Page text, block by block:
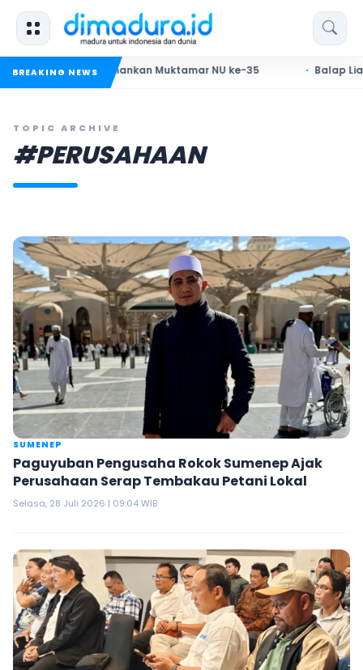
BREAKING NEWS
Amankan Muktamar NU ke-35 Balap Liar di
TOPIC ARCHIVE
#PERUSAHAAN
SUMENEP
Paguyuban Pengusaha Rokok Sumenep Ajak
Perusahaan Serap Tembakau Petani Lokal
Selasa, 28 Juli 2026 | 09:04 WIB